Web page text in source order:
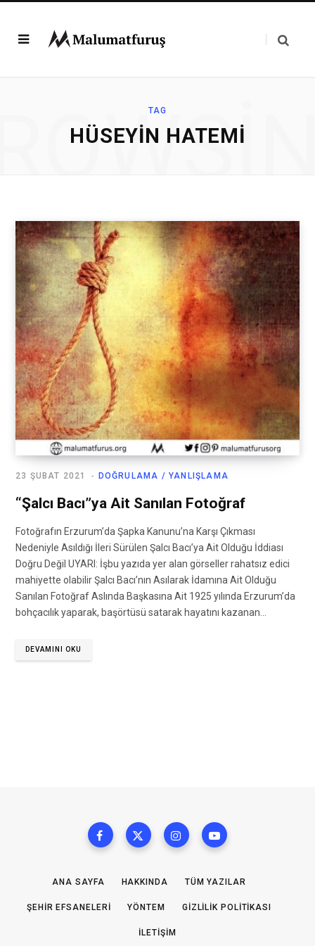
TAG
HÜSEYIN HATEMI
DOĞRULAMA / YANLIŞLAMA
23 ŞUBAT 2021
“Şalcı Bacı”ya Ait Sanılan Fotoğraf
Fotoğrafın Erzurum’da Şapka Kanunu’na Karşı Çıkması
Nedeniyle Asıldığı İleri Sürülen Şalcı Bacı’ya Ait Olduğu İddiası
Doğru Değil UYARI: İşbu yazıda yer alan görseller rahatsız edici
mahiyette olabilir Şalcı Bacı’nın Asılarak İdamına Ait Olduğu
Sanılan Fotoğraf Aslında Başkasına Ait 1925 yılında Erzurum’da
bohçacılık yaparak, başörtüsü satarak hayatını kazanan…
DEVAMINI OKU
ANA SAYFA HAKKINDA TÜM YAZILAR
ŞEHIR EFSANELERI YÖNTEM GIZLILIK POLITIKASI
İLETIŞIM